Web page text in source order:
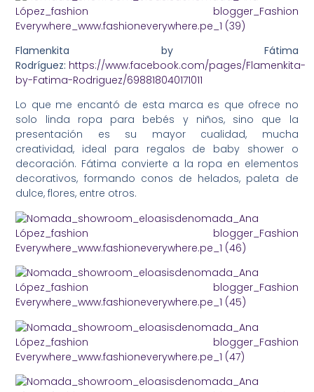
Flamenkita by Fátima
Rodríguez: https://www.facebook.com/pages/Flamenkita-
by-Fatima-Rodriguez/698818040171011
Lo que me encantó de esta marca es que ofrece no
solo linda ropa para bebés y niños, sino que la
presentación es su mayor cualidad, mucha
creatividad, ideal para regalos de baby shower o
decoración. Fátima convierte a la ropa en elementos
decorativos, formando conos de helados, paleta de
dulce, flores, entre otros.